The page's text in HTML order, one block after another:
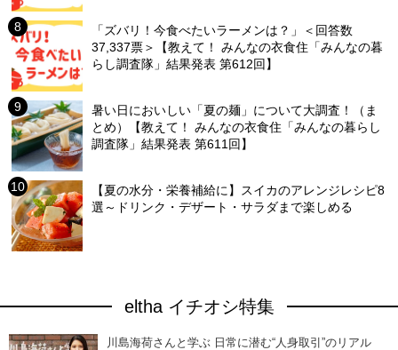
「ズバリ！今食べたいラーメンは？」＜回答数
37,337票＞【教えて！ みんなの衣食住「みんなの暮
らし調査隊」結果発表 第612回】
暑い日においしい「夏の麺」について大調査！（ま
とめ）【教えて！ みんなの衣食住「みんなの暮らし
調査隊」結果発表 第611回】
【夏の水分・栄養補給に】スイカのアレンジレシピ8
選～ドリンク・デザート・サラダまで楽しめる
eltha イチオシ特集
川島海荷さんと学ぶ 日常に潜む“人身取引”のリアル